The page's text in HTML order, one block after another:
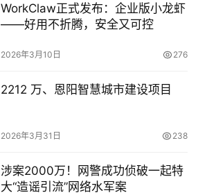
WorkClaw正式发布：企业版小龙虾
——好用不折腾，安全又可控
2026年3月10日 276
2212 万、恩阳智慧城市建设项目
2026年3月31日 238
涉案2000万！网警成功侦破一起特
大“造谣引流”网络水军案